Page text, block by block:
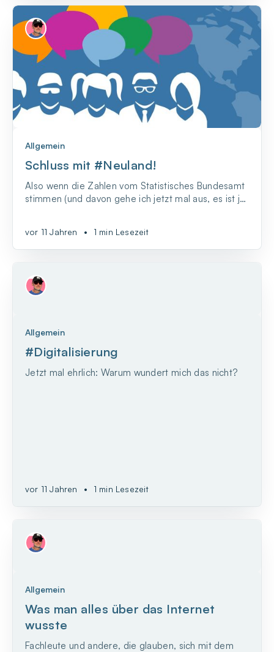
Allgemein
Schluss mit #Neuland!
Also wenn die Zahlen vom Statistisches Bundesamt
stimmen (und davon gehe ich jetzt mal aus, es ist ja
#Neuland ausdenken.
vor 11 Jahren • 1 min Lesezeit
Allgemein
#Digitalisierung
Jetzt mal ehrlich: Warum wundert mich das nicht?
vor 11 Jahren • 1 min Lesezeit
Allgemein
Was man alles über das Internet
wusste
Fachleute und andere, die glauben, sich mit dem